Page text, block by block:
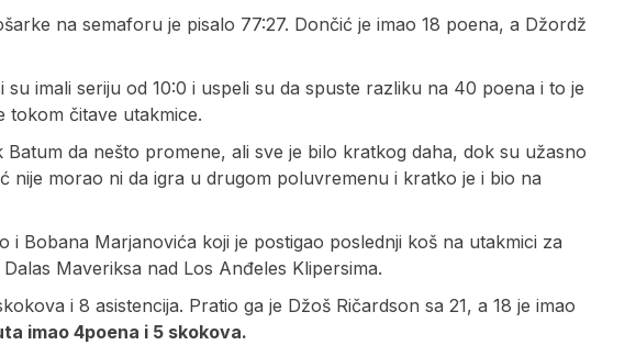
na semaforu je pisalo 77:27. Dončić je imao 18 poena, a Džordž
imali seriju od 10:0 i uspeli su da spuste razliku na 40 poena i to je
tokom čitave utakmice.
da nešto promene, ali sve je bilo kratkog daha, dok su užasno
nije morao ni da igra u drugom poluvremenu i kratko je i bio na
i Bobana Marjanovića koji je postigao poslednji koš na utakmici za
Maveriksa nad Los Anđeles Klipersima.
i 8 asistencija. Pratio ga je Džoš Ričardson sa 21, a 18 je imao
imao 4poena i 5 skokova.